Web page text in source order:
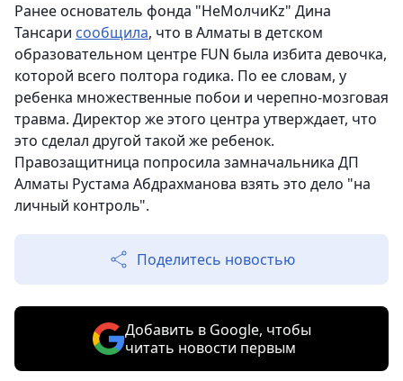
Ранее основатель фонда "НеМолчиKz" Дина
Тансари сообщила, что в Алматы в детском
образовательном центре FUN была избита девочка,
которой всего полтора годика. По ее словам, у
ребенка множественные побои и черепно-мозговая
травма. Директор же этого центра утверждает, что
это сделал другой такой же ребенок.
Правозащитница попросила замначальника ДП
Алматы Рустама Абдрахманова взять это дело "на
личный контроль".
Поделитесь новостью
Добавить в Google, чтобы
читать новости первым